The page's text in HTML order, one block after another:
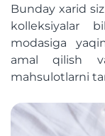
Bunday xarid
kolleksiyalar
modasiga
amal qilish
mahsulotlarni